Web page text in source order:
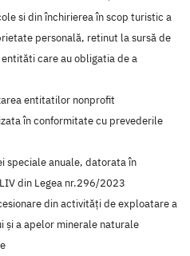
si din închirierea în scop turistic a
personală, retinut la sursă de
care au obligatia de a
entitatilor nonprofit
în conformitate cu prevederile
speciale anuale, datorata în
din Legea nr.296/2023
din activităţi de exploatare a
şi a apelor minerale naturale